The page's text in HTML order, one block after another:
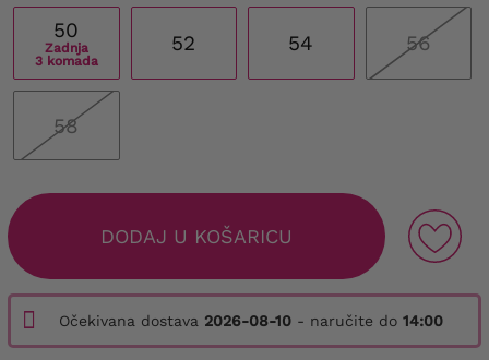
50
Zadnja
3 komada
52 54 56
58
DODAJ U KOŠARICU
Očekivana dostava 2026-08-10 - naručite do 14:00